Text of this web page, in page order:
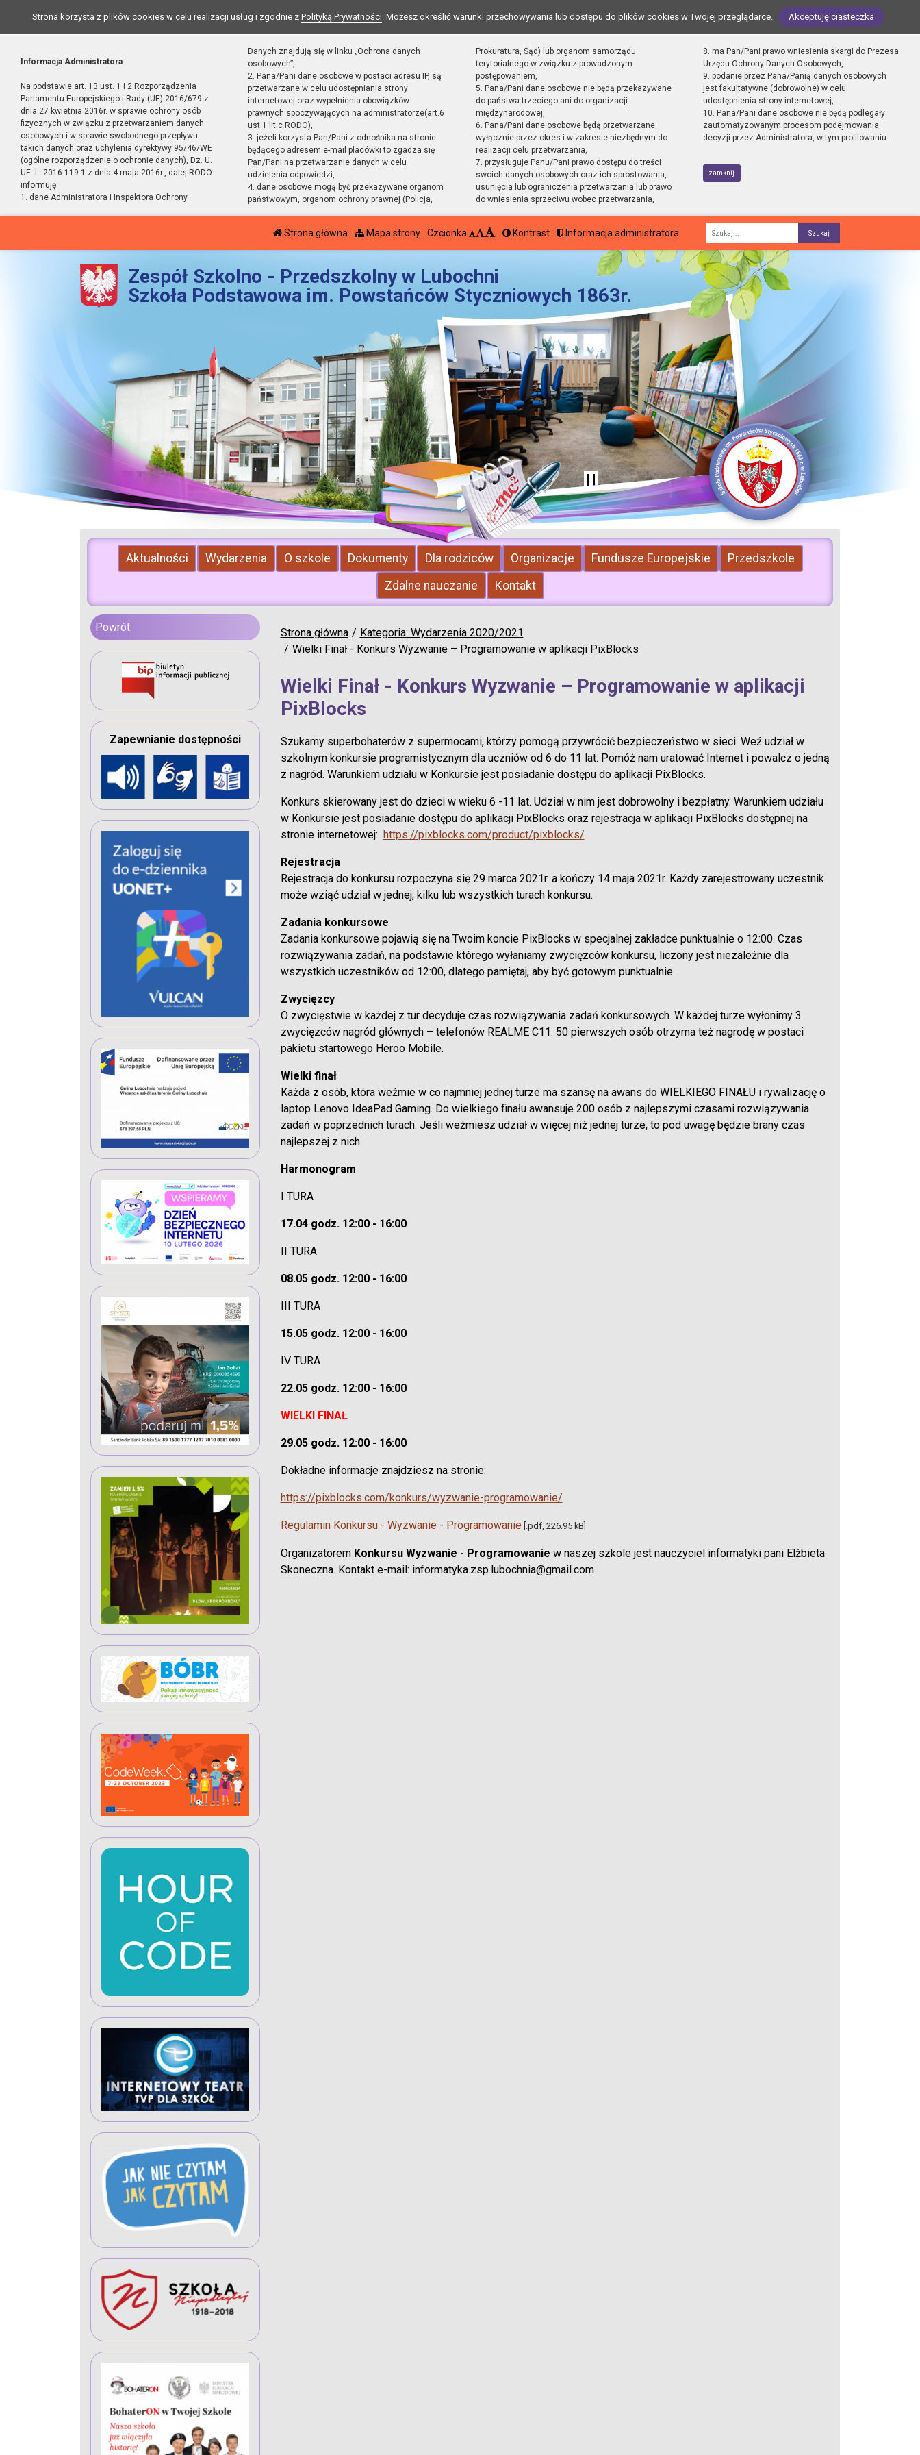
Strona korzysta z plików cookies w celu realizacji usług i zgodnie z Polityką Prywatności. Możesz określić warunki przechowywania lub dostępu do plików cookies w Twojej przeglądarce. Akceptuję ciasteczka
Informacja Administratora
Na podstawie art. 13 ust. 1 i 2 Rozporządzenia
Parlamentu Europejskiego i Rady (UE) 2016/679 z
dnia 27 kwietnia 2016r. w sprawie ochrony osób
fizycznych w związku z przetwarzaniem danych
osobowych i w sprawie swobodnego przepływu
takich danych oraz uchylenia dyrektywy 95/46/WE
(ogólne rozporządzenie o ochronie danych), Dz. U.
UE. L. 2016.119.1 z dnia 4 maja 2016r., dalej RODO
informuję:
1. dane Administratora i Inspektora Ochrony
Danych znajdują się w linku „Ochrona danych
osobowych”,
2. Pana/Pani dane osobowe w postaci adresu IP, są
przetwarzane w celu udostępniania strony
internetowej oraz wypełnienia obowiązków
prawnych spoczywających na administratorze(art.6
ust.1 lit.c RODO),
3. jeżeli korzysta Pan/Pani z odnośnika na stronie
będącego adresem e-mail placówki to zgadza się
Pan/Pani na przetwarzanie danych w celu
udzielenia odpowiedzi,
4. dane osobowe mogą być przekazywane organom
państwowym, organom ochrony prawnej (Policja,
Prokuratura, Sąd) lub organom samorządu
terytorialnego w związku z prowadzonym
postępowaniem,
5. Pana/Pani dane osobowe nie będą przekazywane
do państwa trzeciego ani do organizacji
międzynarodowej,
6. Pana/Pani dane osobowe będą przetwarzane
wyłącznie przez okres i w zakresie niezbędnym do
realizacji celu przetwarzania,
7. przysługuje Panu/Pani prawo dostępu do treści
swoich danych osobowych oraz ich sprostowania,
usunięcia lub ograniczenia przetwarzania lub prawo
do wniesienia sprzeciwu wobec przetwarzania,
8. ma Pan/Pani prawo wniesienia skargi do Prezesa
Urzędu Ochrony Danych Osobowych,
9. podanie przez Pana/Panią danych osobowych
jest fakultatywne (dobrowolne) w celu
udostępnienia strony internetowej,
10. Pana/Pani dane osobowe nie będą podlegały
zautomatyzowanym procesom podejmowania
decyzji przez Administratora, w tym profilowaniu.
zamknij
Strona główna Mapa strony Czcionka Kontrast Informacja administratora
Fraza
Zespół Szkolno - Przedszkolny w Lubochni
Szkoła Podstawowa im. Powstańców Styczniowych 1863r.
Aktualności Wydarzenia O szkole Dokumenty Dla rodziców Organizacje Fundusze Europejskie
Przedszkole
Zdalne nauczanie
Kontakt
Strona główna
Kategoria: Wydarzenia 2020/2021
Wielki Finał - Konkurs Wyzwanie – Programowanie w aplikacji PixBlocks
Wielki Finał - Konkurs Wyzwanie – Programowanie w aplikacji
PixBlocks
Szukamy superbohaterów z supermocami, którzy pomogą przywrócić bezpieczeństwo w sieci. Weź udział w
szkolnym konkursie programistycznym dla uczniów od 6 do 11 lat. Pomóż nam uratować Internet i powalcz o jedną
z nagród. Warunkiem udziału w Konkursie jest posiadanie dostępu do aplikacji PixBlocks.
Konkurs skierowany jest do dzieci w wieku 6 -11 lat. Udział w nim jest dobrowolny i bezpłatny. Warunkiemudziału
wKonkursiejestposiadaniedostępudoaplikacjiPixBlocks oraz rejestracja waplikacjiPixBlocks dostępnejna
stronieinternetowej: https://pixblocks.com/product/pixblocks/
Rejestracja
Rejestracja do konkursu rozpoczyna się 29 marca 2021r. a kończy 14 maja 2021r. Każdy zarejestrowany uczestnik
może wziąć udział w jednej, kilku lub wszystkich turach konkursu.
Zadania konkursowe
Zadania konkursowe pojawią się na Twoim koncie PixBlocks w specjalnej zakładce punktualnie o 12:00. Czas
rozwiązywania zadań, na podstawie którego wyłaniamy zwycięzców konkursu, liczony jest niezależnie dla
wszystkich uczestników od 12:00, dlatego pamiętaj, aby być gotowym punktualnie.
Zwycięzcy
O zwycięstwie w każdej z tur decyduje czas rozwiązywania zadań konkursowych. W każdej turze wyłonimy 3
zwycięzców nagród głównych – telefonów REALME C11. 50 pierwszych osób otrzyma też nagrodę w postaci
pakietu startowego Heroo Mobile.
Wielki finał
Każda z osób, która weźmie w co najmniej jednej turze ma szansę na awans do WIELKIEGO FINAŁU i rywalizację o
laptop Lenovo IdeaPad Gaming. Do wielkiego finału awansuje 200 osób z najlepszymi czasami rozwiązywania
zadań w poprzednich turach. Jeśli weźmiesz udział w więcej niż jednej turze, to pod uwagę będzie brany czas
najlepszej z nich.
Harmonogram
I TURA
17.04 godz. 12:00 - 16:00
II TURA
08.05 godz. 12:00 - 16:00
III TURA
15.05 godz. 12:00 - 16:00
IV TURA
22.05 godz. 12:00 - 16:00
WIELKI FINAŁ
29.05 godz. 12:00 - 16:00
Dokładne informacje znajdziesz na stronie:
https://pixblocks.com/konkurs/wyzwanie-programowanie/
Regulamin Konkursu - Wyzwanie - Programowanie [.pdf, 226.95 kB]
Organizatorem Konkursu Wyzwanie - Programowanie w naszej szkole jest nauczyciel informatyki pani Elżbieta
Skoneczna. Kontakt e-mail: informatyka.zsp.lubochnia@gmail.com
Powrót
Zapewnianie dostępności